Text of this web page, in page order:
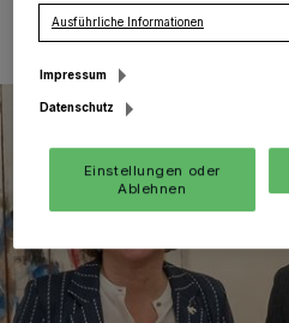
Ausführliche Informationen
Impressum
Datenschutz
Einstellungen oder
Ablehnen